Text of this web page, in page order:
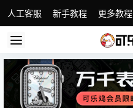
人工客服 新手教程 更多教程